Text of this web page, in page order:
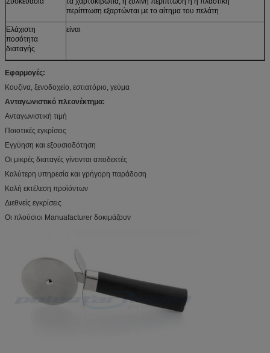
περίπτωση εξαρτώνται με το αίτημα του πελάτη
Ελάχιστη
ποσότητα
διαταγής
είναι
Εφαρμογές:
Κουζίνα, ξενοδοχείο, εστιατόριο, γεύμα
Ανταγωνιστικό πλεονέκτημα:
Ανταγωνιστική τιμή
Ποιοτικές εγκρίσεις
Εγγύηση και εξουσιοδότηση
Οι μικρές διαταγές γίνονται αποδεκτές
Καλύτερη υπηρεσία και γρήγορη παράδοση
Καλή εκτέλεση προϊόντων
Διεθνείς εγκρίσεις
Οι πλούσιοι Manuafacturer δοκιμάζουν